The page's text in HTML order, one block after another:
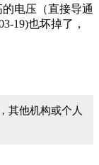
电压（直接导通
19)也坏掉了，
其他机构或个人